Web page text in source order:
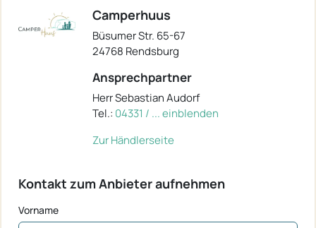
Camperhuus
Büsumer Str. 65-67
24768 Rendsburg
Ansprechpartner
Herr Sebastian Audorf
Tel.: 04331 / ... einblenden
Zur Händlerseite
Kontakt zum Anbieter aufnehmen
Vorname